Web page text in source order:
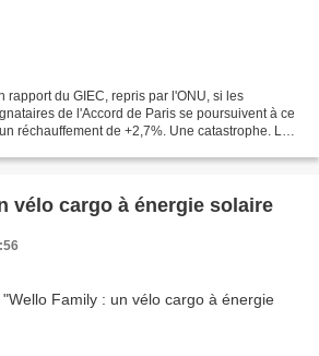
rapport du GIEC, repris par l'ONU, si les
de l'Accord de Paris se poursuivent à ce
réchauffement de +2,7%. Une catastrophe. Le
vélo cargo à énergie solaire